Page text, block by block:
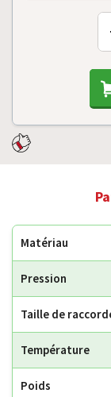
Matériau
Pression
Taille de
Température
Poids